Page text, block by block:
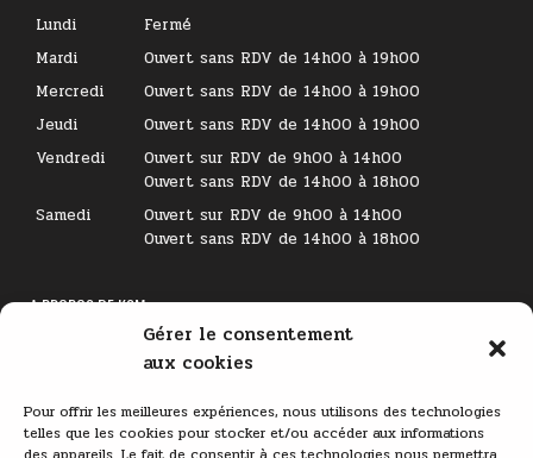
Gérer le consentement
aux cookies
Pour offrir les meilleures expériences, nous utilisons des technologies
telles que les cookies pour stocker et/ou accéder aux informations
Lundi
Fermé
Mardi
Ouvert sans RDV de 14h00 à 19h00
Mercredi
Ouvert sans RDV de 14h00 à 19h00
Jeudi
Ouvert sans RDV de 14h00 à 19h00
Vendredi
Ouvert sur RDV de 9h00 à 14h00
Ouvert sans RDV de 14h00 à 18h00
Samedi
Ouvert sur RDV de 9h00 à 14h00
Ouvert sans RDV de 14h00 à 18h00
A PROPOS DE KSM